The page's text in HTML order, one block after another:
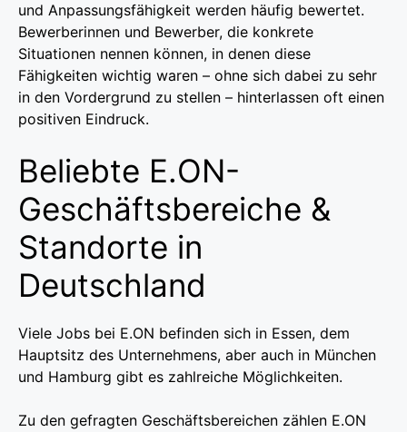
und Anpassungsfähigkeit werden häufig bewertet.
Bewerberinnen und Bewerber, die konkrete
Situationen nennen können, in denen diese
Fähigkeiten wichtig waren – ohne sich dabei zu sehr
in den Vordergrund zu stellen – hinterlassen oft einen
positiven Eindruck.
Beliebte E.ON-
Geschäftsbereiche &
Standorte in
Deutschland
Viele Jobs bei E.ON befinden sich in Essen, dem
Hauptsitz des Unternehmens, aber auch in München
und Hamburg gibt es zahlreiche Möglichkeiten.
Zu den gefragten Geschäftsbereichen zählen E.ON